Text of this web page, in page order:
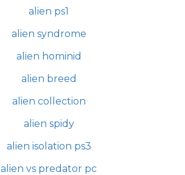
alien ps1
alien syndrome
alien hominid
alien breed
alien collection
alien spidy
alien isolation ps3
alien vs predator pc